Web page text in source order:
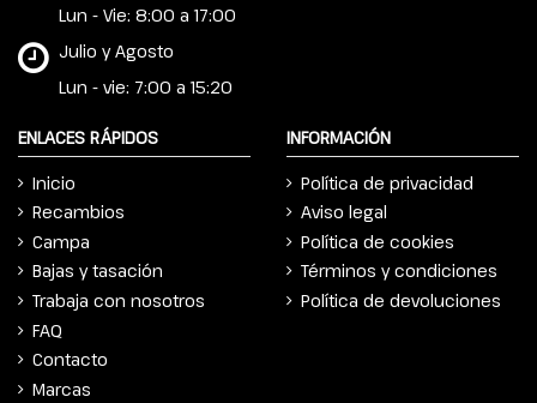
Lun - Vie: 8:00 a 17:00
Julio y Agosto
Lun - vie: 7:00 a 15:20
ENLACES RÁPIDOS
Inicio
Recambios
Campa
Bajas y tasación
Trabaja con nosotros
FAQ
Contacto
Marcas
INFORMACIÓN
Política de privacidad
Aviso legal
Política de cookies
Términos y condiciones
Política de devoluciones